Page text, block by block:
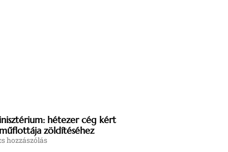
hétezer cég kért
zöldítéséhez
hozzászólás